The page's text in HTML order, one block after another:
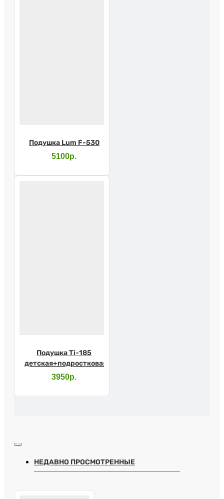
Подушка Lum F-530
5100р.
Подушка Ti-185
детская+подростковая
3950р.
НЕДАВНО ПРОСМОТРЕННЫЕ